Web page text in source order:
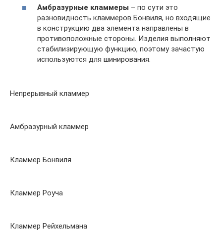
Амбразурные кламмеры – по сути это
разновидность кламмеров Бонвиля, но входящие
в конструкцию два элемента направлены в
противоположные стороны. Изделия выполняют
стабилизирующую функцию, поэтому зачастую
используются для шинирования.
Непрерывный кламмер
Амбразурный кламмер
Кламмер Бонвиля
Кламмер Роуча
Кламмер Рейхельмана